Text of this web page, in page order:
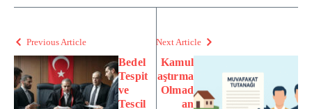
Previous Article
Bedel
Tespit
ve
Tescil
Next Article
Kamul
aştırma
Olmad
an